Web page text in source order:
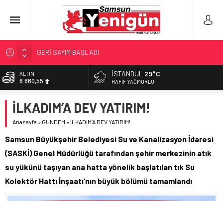
GERİ SAYIM BAŞLADI
SAMSUNSPOR’DA HEDEF 5’İNCİLİK!
‘BAFRA’YA YATIRIM YAPIN!’
YÖNETİCİ SEÇERKEN YAPILAN EN BÜYÜK HATALAR
ALTIN
6.660,55
13.779,39
DOLAR
EURO
55,1881
İSTANBUL 29°C
HAFIF YAĞMURLU
İLKADIM’A DEV YATIRIM!
Anasayfa » GÜNDEM » İLKADIM’A DEV YATIRIM!
Samsun Büyükşehir Belediyesi Su ve Kanalizasyon İdaresi
(SASKİ) Genel Müdürlüğü tarafından şehir merkezinin atık
su yükünü taşıyan ana hatta yönelik başlatılan tık Su
Kolektör Hattı İnşaatı’nın büyük bölümü tamamlandı